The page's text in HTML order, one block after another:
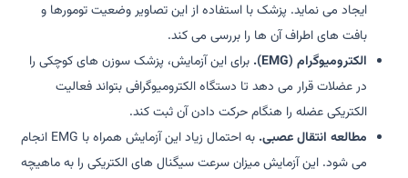
ایجاد می نماید. پزشک با استفاده از این تصاویر وضعیت تومورها و
بافت های اطراف آن ها را بررسی می کند.
الکترومیوگرام (EMG).
برای این آزمایش، پزشک سوزن های کوچکی را
در عضلات قرار می دهد تا دستگاه الکترومیوگرافی بتواند فعالیت
الکتریکی عضله را هنگام حرکت دادن آن ثبت کند.
مطالعه انتقال عصبی.
به احتمال زیاد این آزمایش همراه با EMG انجام
می شود. این آزمایش میزان سرعت سیگنال های الکتریکی را به ماهیچه